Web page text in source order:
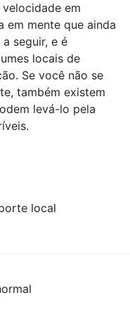
em
em mente que ainda
seguir, e é
locais de
Se você não se
também existem
levá-lo pela
local